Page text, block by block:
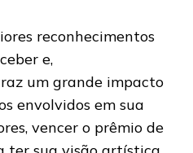
reconhecimentos
e,
um grande impacto
envolvidos em sua
vencer o prêmio de